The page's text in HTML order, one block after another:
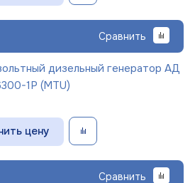
Сравнить
дизельный генератор АД
1Р (MTU)
цену
Сравнить